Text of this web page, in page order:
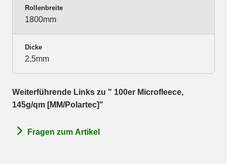
Rollenbreite
1800mm
Dicke
2,5mm
Weiterführende Links zu " 100er Microfleece,
145g/qm [MM/Polartec]"
Fragen zum Artikel